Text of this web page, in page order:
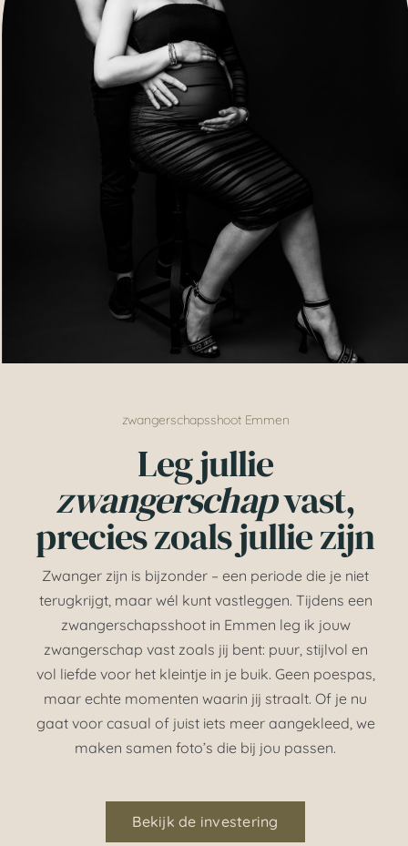
zwangerschapsshoot Emmen
Leg jullie
zwangerschapvast,
precies zoals jullie zijn
Zwanger zijn is bijzonder – een periode die je niet
terugkrijgt, maar wél kunt vastleggen. Tijdens een
zwangerschapsshoot in Emmen leg ik jouw
zwangerschap vast zoals jij bent: puur, stijlvol en
vol liefde voor het kleintje in je buik. Geen poespas,
maar echte momenten waarin jij straalt. Of je nu
gaat voor casual of juist iets meer aangekleed, we
maken samen foto’s die bij jou passen.
Bekijk de investering